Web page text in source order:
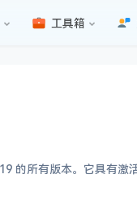
工具箱
的所有版本。它具有激